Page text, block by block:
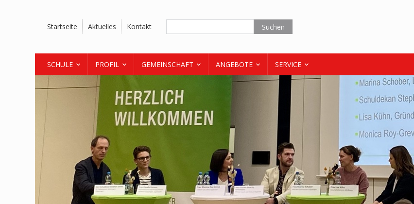
Startseite Aktuelles Kontakt
SCHULE PROFIL GEMEINSCHAFT ANGEBOTE SERVICE